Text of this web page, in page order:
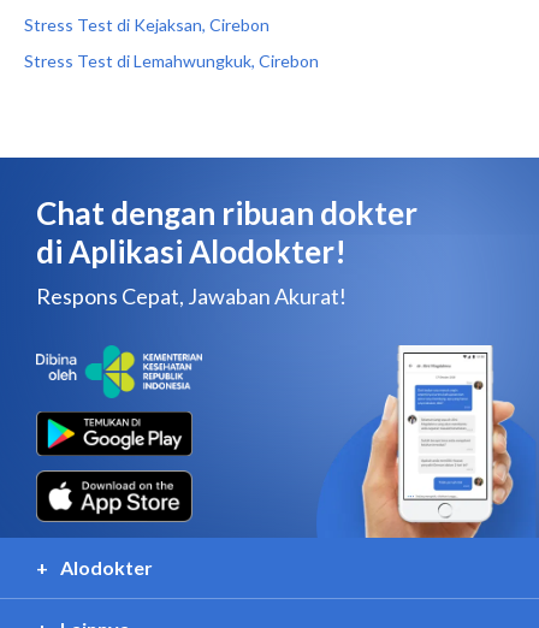
Stress Test di Kejaksan, Cirebon
Stress Test di Lemahwungkuk, Cirebon